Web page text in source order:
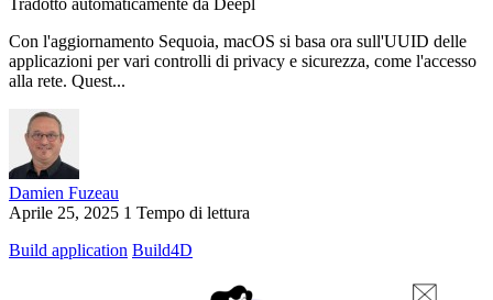
Con l'aggiornamento Sequoia, macOS si basa ora sull'UUID delle
applicazioni per vari controlli di privacy e sicurezza, come l'accesso
alla rete. Quest...
Damien Fuzeau
Aprile 25, 2025 1 Tempo di lettura
Build application Build4D